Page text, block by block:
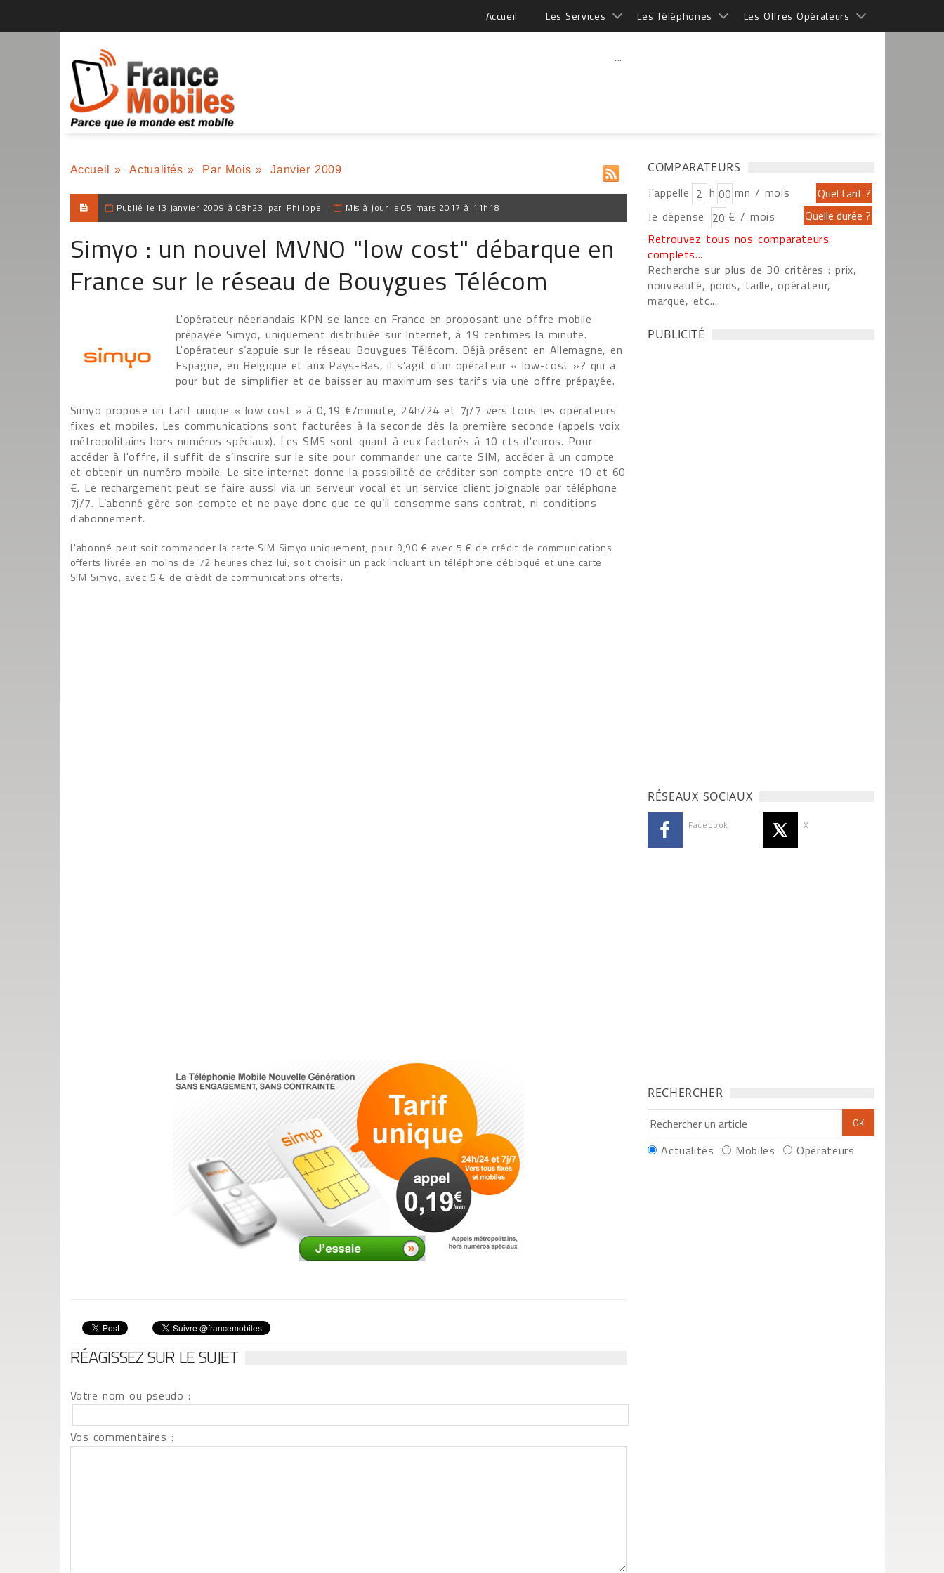
Accueil Les Services Les Téléphones Les Offres Opérateurs
...
Accueil » Actualités » Par Mois » Janvier 2009
Publié le 13 janvier 2009 à 08h23 par Philippe | Mis à jour le 05 mars 2017 à 11h18
Simyo : un nouvel MVNO "low cost" débarque en
France sur le réseau de Bouygues Télécom
L'opérateur néerlandais KPN se lance en France en proposant une offre mobile
prépayée Simyo, uniquement distribuée sur Internet, à 19 centimes la minute.
L'opérateur s’appuie sur le réseau Bouygues Télécom. Déjà présent en Allemagne, en
Espagne, en Belgique et aux Pays-Bas, il s’agit d’un opérateur « low-cost »? qui a
pour but de simplifier et de baisser au maximum ses tarifs via une offre prépayée.
Simyo propose un tarif unique « low cost » à 0,19 €/minute, 24h/24 et 7j/7 vers tous les opérateurs
fixes et mobiles. Les communications sont facturées à la seconde dès la première seconde (appels voix
métropolitains hors numéros spéciaux). Les SMS sont quant à eux facturés à 10 cts d'euros. Pour
accéder à l'offre, il suffit de s’inscrire sur le site pour commander une carte SIM, accéder à un compte
et obtenir un numéro mobile. Le site internet donne la possibilité de créditer son compte entre 10 et 60
€. Le rechargement peut se faire aussi via un serveur vocal et un service client joignable par téléphone
7j/7. L’abonné gère son compte et ne paye donc que ce qu’il consomme sans contrat, ni conditions
d'abonnement.
L'abonné peut soit commander la carte SIM Simyo uniquement, pour 9,90 € avec 5 € de crédit de communications
offerts livrée en moins de 72 heures chez lui, soit choisir un pack incluant un téléphone débloqué et une carte
SIM Simyo, avec 5 € de crédit de communications offerts.
RÉAGISSEZ SUR LE SUJET
Votre nom ou pseudo :
Vos commentaires :
COMPARATEURS
J'appelle h
mn / mois
Je dépense
€ / mois
Retrouvez tous nos comparateurs
complets...
Recherche sur plus de 30 critères : prix,
nouveauté, poids, taille, opérateur,
marque, etc....
PUBLICITÉ
RÉSEAUX SOCIAUX
Facebook X
RECHERCHER
Actualités Mobiles Opérateurs